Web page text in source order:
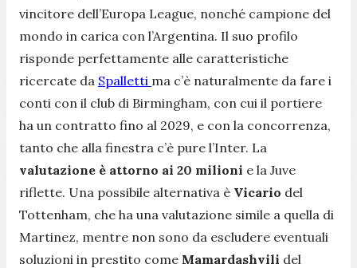
vincitore dell’Europa League, nonché campione del
mondo in carica con l’Argentina. Il suo profilo
risponde perfettamente alle caratteristiche
ricercate da Spalletti ma c’è naturalmente da fare i
conti con il club di Birmingham, con cui il portiere
ha un contratto fino al 2029, e con la concorrenza,
tanto che alla finestra c’è pure l’Inter. La
valutazione è attorno ai 20 milioni e la Juve
riflette. Una possibile alternativa è Vicario del
Tottenham, che ha una valutazione simile a quella di
Martinez, mentre non sono da escludere eventuali
soluzioni in prestito come Mamardashvili del